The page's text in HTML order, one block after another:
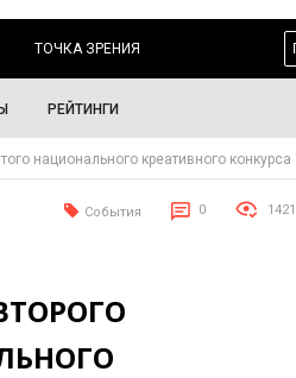
ТОЧКА ЗРЕНИЯ
РЕЙТИНГИ
национального креативного конкурса
События 0 1421